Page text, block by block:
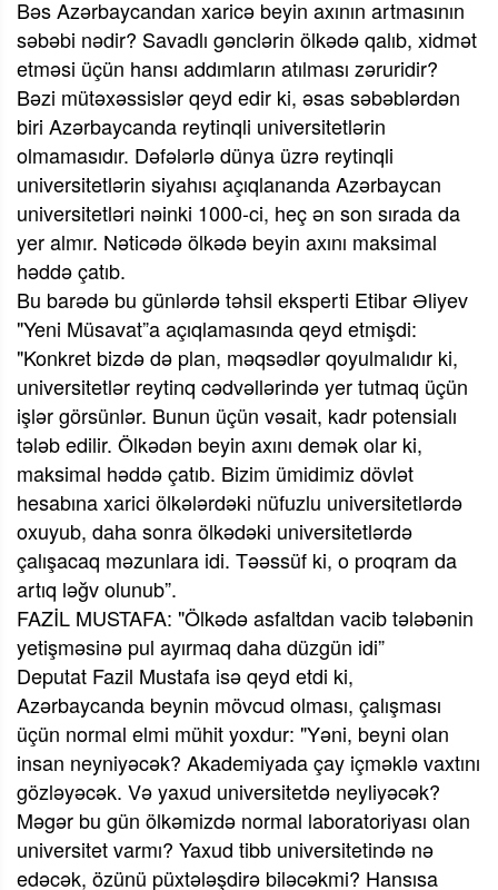
Bəs Azərbaycandan xaricə beyin axının artmasının
səbəbi nədir? Savadlı gənclərin ölkədə qalıb, xidmət
etməsi üçün hansı addımların atılması zəruridir?
Bəzi mütəxəssislər qeyd edir ki, əsas səbəblərdən
biri Azərbaycanda reytinqli universitetlərin
olmamasıdır. Dəfələrlə dünya üzrə reytinqli
universitetlərin siyahısı açıqlananda Azərbaycan
universitetləri nəinki 1000-ci, heç ən son sırada da
yer almır. Nəticədə ölkədə beyin axını maksimal
həddə çatıb.
Bu barədə bu günlərdə təhsil eksperti Etibar Əliyev
"Yeni Müsavat”a açıqlamasında qeyd etmişdi:
"Konkret bizdə də plan, məqsədlər qoyulmalıdır ki,
universitetlər reytinq cədvəllərində yer tutmaq üçün
işlər görsünlər. Bunun üçün vəsait, kadr potensialı
tələb edilir. Ölkədən beyin axını demək olar ki,
maksimal həddə çatıb. Bizim ümidimiz dövlət
hesabına xarici ölkələrdəki nüfuzlu universitetlərdə
oxuyub, daha sonra ölkədəki universitetlərdə
çalışacaq məzunlara idi. Təəssüf ki, o proqram da
artıq ləğv olunub”.
FAZİL MUSTAFA: "Ölkədə asfaltdan vacib tələbənin
yetişməsinə pul ayırmaq daha düzgün idi”
Deputat Fazil Mustafa isə qeyd etdi ki,
Azərbaycanda beynin mövcud olması, çalışması
üçün normal elmi mühit yoxdur: "Yəni, beyni olan
insan neyniyəcək? Akademiyada çay içməklə vaxtını
gözləyəcək. Və yaxud universitetdə neyliyəcək?
Məgər bu gün ölkəmizdə normal laboratoriyası olan
universitet varmı? Yaxud tibb universitetində nə
edəcək, özünü püxtələşdirə biləcəkmi? Hansısa